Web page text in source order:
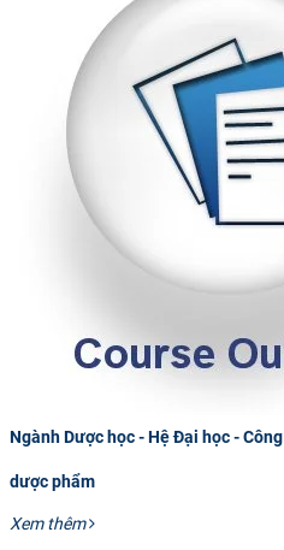
Ngành Dược học - Hệ Đại học -
dược phẩm
Xem thêm